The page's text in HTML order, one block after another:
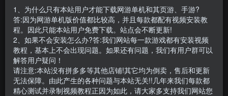
排序 更新 浏览 点赞 评论
【教程】传奇世界桃花坞版本
1、为什么只有本站用户才能下载网游单机和其页游、手游?
答:因为网游单机版价值都比较高，并且每款都配有视频安装教
程。因此只能本站用户免费下载。站点会不断更新!
2、如果不会安装怎么办?答:我们网站每一款游戏都有安装视频
教程，基本上不会出现问题。如果还有问题，我们有用户群可以
解答用户疑问！
请注意:本站没有拼多多等其他店铺!其它均为倒卖，售后和更新
无法保障。由此产生的各种问题与本站无关!!几年来我们每款都
精心测试并录制视频教程正因为如此，请大家多支持我们网站您